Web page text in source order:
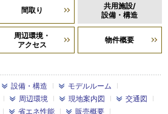
間取り
共用施設/
設備・構造
周辺環境・
アクセス
物件概要
設備・構造
モデルルーム
周辺環境 現地案内図
交通図
省エネ性能 販売概要